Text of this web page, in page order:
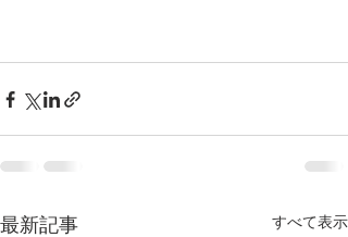
最新記事 すべて表示